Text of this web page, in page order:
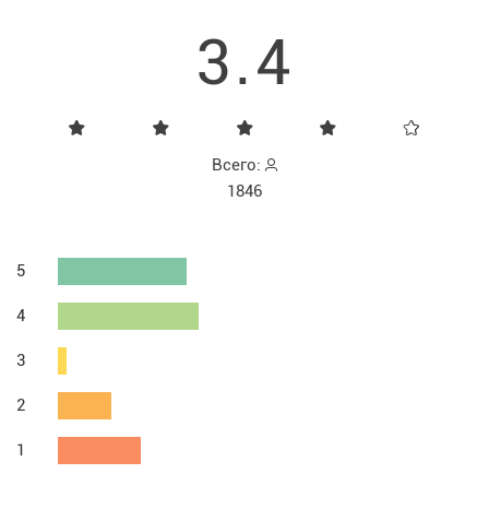
3.4
Всего:
1846
5
4
3
2
1